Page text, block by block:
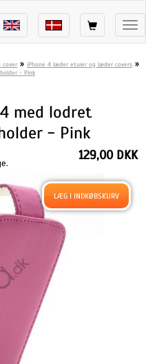
cover » iPhone 4 læder etuier og læder covers »
- Pink
med lodret
- Pink
129,00 DKK